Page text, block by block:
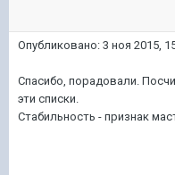
Опубликовано: 3 ноя 2015,
Спасибо, порадовали.
эти списки.
Стабильность - признак